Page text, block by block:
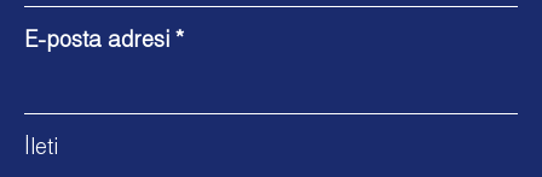
E-posta adresi *
İleti